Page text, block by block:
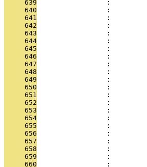
     639
:
     640
:
     641
:
     642
:
     643
:
     644
:
     645
:
     646
:
     647
:
     648
:
     649
:
     650
:
     651
:
     652
:
     653
:
     654
:
     655
:
     656
:
     657
:
     658
:
     659
:
     660
: